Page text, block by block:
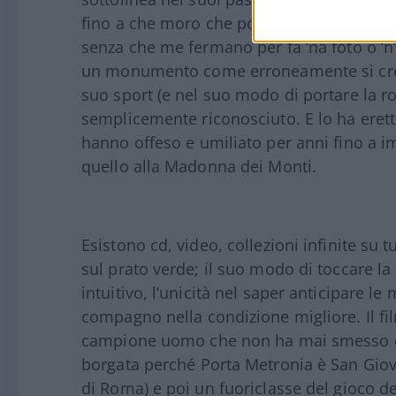
fino a che moro che potrò esse’ ‘na
senza che me fermano per fa ‘na foto o
un monumento come erroneamente si
suo sport (e nel suo modo di portare la
semplicemente riconosciuto. E lo ha
hanno offeso e umiliato per anni fino a
quello alla Madonna dei Monti.
Esistono cd, video, collezioni infinite su
sul prato verde; il suo modo di toccare
intuitivo, l’unicità nel saper anticipare le
compagno nella condizione migliore. Il
campione uomo che non ha mai
borgata perché Porta Metronia è San
di Roma) e poi un fuoriclasse del gioco